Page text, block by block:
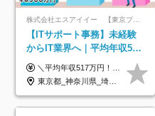
株式会社エスアイイー 【東京プロマーケット上場】
【ITサポート事務】未経験
からIT業界へ｜平均年収517
万円｜ホワイト企業認定｜
年休134日｜リモートOK
＼平均年収517万円！入社5年目まで毎年必ず昇給／ ■賞与年3回 ■年収800万円以上も可 ■入社3年以上の平均年収469.2万円 月給23万2000円以上＋賞与年3回＋各種手当 ☆入社5年目まで最大1万5000円の定期昇給を確約 ┃各種手当充実 ・規定の資格を取得すれば、2000円～5万円を毎月支給（2万4000円～60万円／年） ・研修中に取得した取得率95％の資格でも研修後の給料UP ※月給は年齢・経験・能力を考慮して、優遇いたします ※上記月給金額は固定残業代（20時間/3万1300円円以上）を含み、超過分は別途支給いたします ※試用期間（6ヶ月）は月給に変動はありますが、その他待遇に差異はありません ├入社後1ヶ月～3ヶ月間は、月給20万1900円となります └上記金額は固定残業代（10時間／1万6000円）を含み、超過分は別途支給いたします
東京都_神奈川県_埼玉県_千葉県_大阪府_愛知県_北海道_青森県_岩手県_宮城県_秋田県_山形県_福島県_茨城県_栃木県_群馬県_新潟県_山梨県_長野県_富山県_石川県_福井県_静岡県_岐阜県_三重県_兵庫県_京都府_滋賀県_奈良県_和歌山県_広島県_岡山県_鳥取県_島根県_山口県_徳島県_香川県_愛媛県_高知県_福岡県_熊本県_佐賀県_長崎県_大分県_宮崎県_鹿児島県_沖縄県